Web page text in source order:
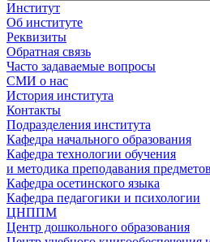
Институт
Об институте
Реквизиты
Обратная связь
Часто задаваемые вопросы
СМИ о нас
История института
Контакты
Подразделения института
Кафедра начального образования
Кафедра технологии обучения
и методика преподавания предметов
Кафедра осетинского языка
Кафедра педагогики и психологии
ЦНППМ
Центр дошкольного образования